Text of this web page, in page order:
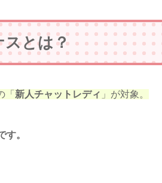
スとは？
「 新人チャットレディ 」が対象。
す。